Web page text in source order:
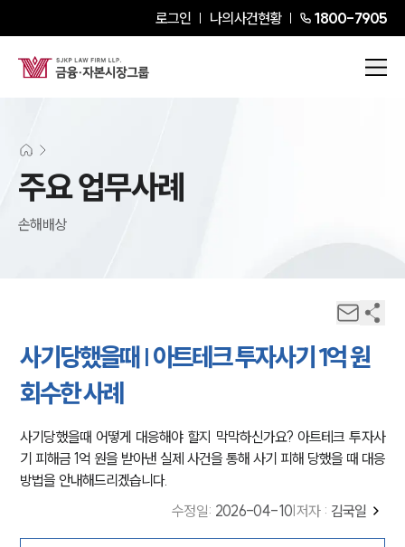
로그인 나의사건현황 1800-7905
주요 업무사례
손해배상
사기당했을때 | 아트테크 투자사기 1억 원
회수한 사례
사기당했을때 어떻게 대응해야 할지 막막하신가요? 아트테크 투자사
기 피해금 1억 원을 받아낸 실제 사건을 통해 사기 피해 당했을 때 대응
방법을 안내해드리겠습니다.
수정일: 2026-04-10 저자 : 김국일